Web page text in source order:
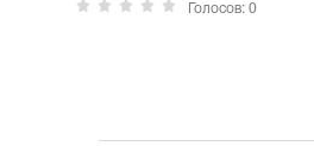
Голосов: 0